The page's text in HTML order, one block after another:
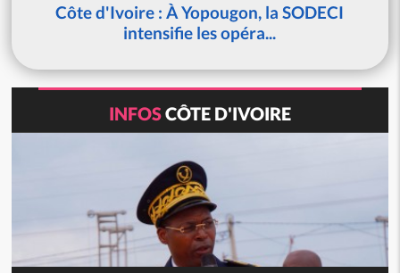
Côte d'Ivoire : À Yopougon, la SODECI
intensifie les opéra...
INFOSCÔTE D'IVOIRE